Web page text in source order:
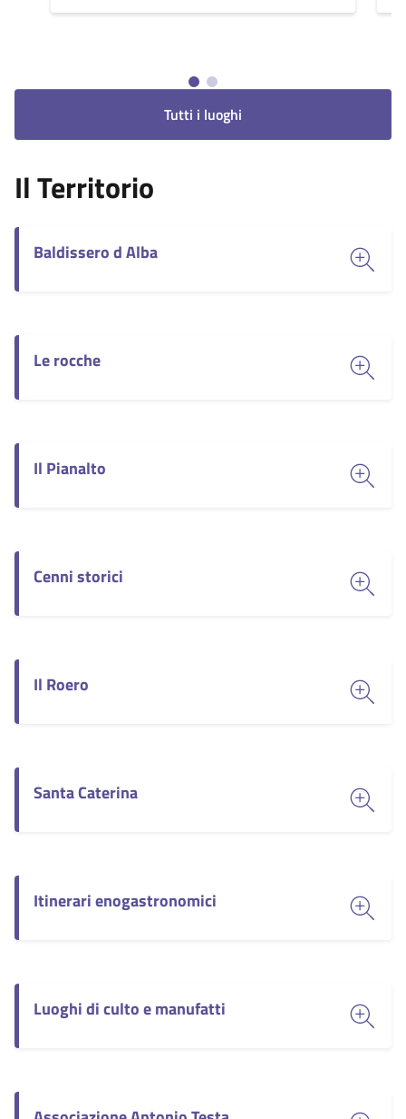
Tutti i luoghi
Il Territorio
Baldissero d Alba
Le rocche
Il Pianalto
Cenni storici
Il Roero
Santa Caterina
Itinerari enogastronomici
Luoghi di culto e manufatti